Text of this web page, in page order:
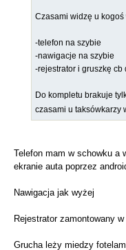
Czasami widzę u kogoś
-telefon na szybie
-nawigacje na szybie
-rejestrator i gruszkę cb
Do kompletu brakuje
czasami u taksówkarzy
Telefon mam w schowku a
ekranie auta poprzez
Nawigacja jak wyżej
Rejestrator zamontowany
Grucha leży miedzy